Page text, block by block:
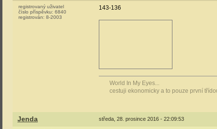
registrovaný uživatel
číslo příspěvku: 6840
registrován: 8-2003
143-136
World In My Eyes...
cestuji ekonomicky a to pouze první
Jenda středa, 28. prosince 2016 - 22:09:53